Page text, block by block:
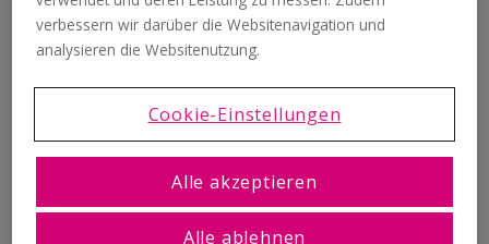
Um deine Umsatzsteuer-Voranmeldung (= UVA) zu erstellen,
anschließend auf"UVA - Umsatzsteuer-Voranmeldung".
Auf der nächsten Seite wählst du, ob du eine UVA für einen
Monat oder für ein Quartal erstellen möchtest. Klicke
anschließend auf "Weiter".
verbessern wir darüber die Websitenavigation und
analysieren die Websitenutzung.
Cookie-Einstellungen
Alle ablehnen
Alle akzeptieren